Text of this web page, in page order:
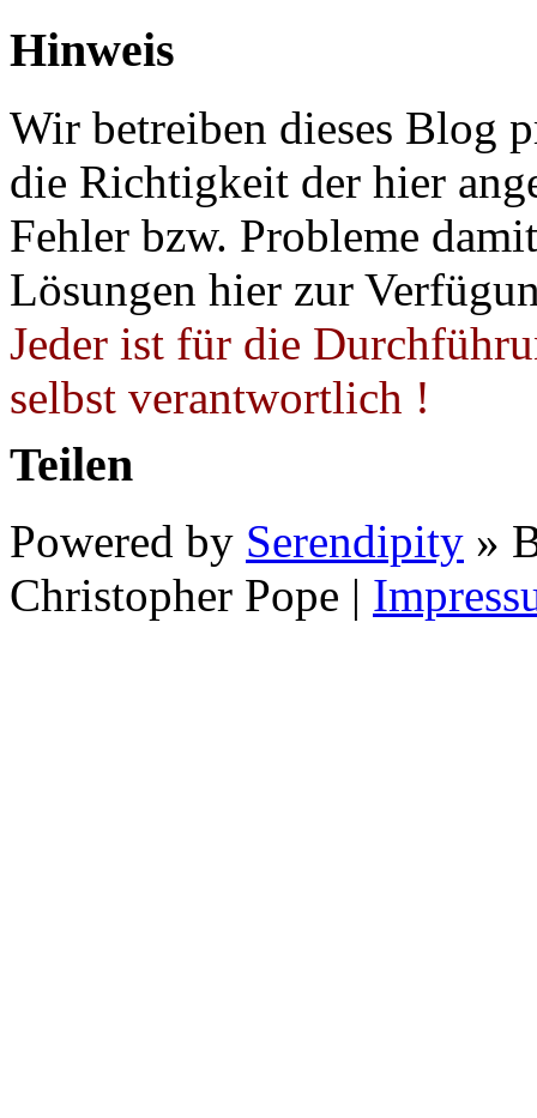
Hinweis
Wir betreiben dieses Blog
die Richtigkeit der hier
Fehler bzw. Probleme
Lösungen hier zur
Jeder ist für die
selbst verantwortlich !
Teilen
Powered by Serendipity »
Christopher Pope |